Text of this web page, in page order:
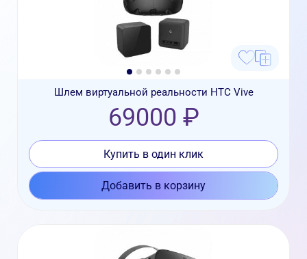
Шлем виртуальной реальности HTC Vive
69000 ₽
Купить в один клик
Добавить в корзину